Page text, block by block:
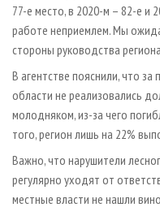
77-е место, в 2020-м – 82-е
работе неприемлем. Мы
стороны руководства
В агентстве пояснили, что
области не реализовались
молодняком, из-за чего
того, регион лишь на 22%
Важно, что нарушители
регулярно уходят от
местные власти не нашли